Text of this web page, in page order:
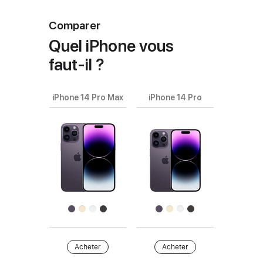
Comparer
Quel iPhone vous
faut‑il ?
Choisissez
modèles
à comparer.
iPhone 14 Pro Max iPhone 14 Pro
Images
produits
Acheter Acheter